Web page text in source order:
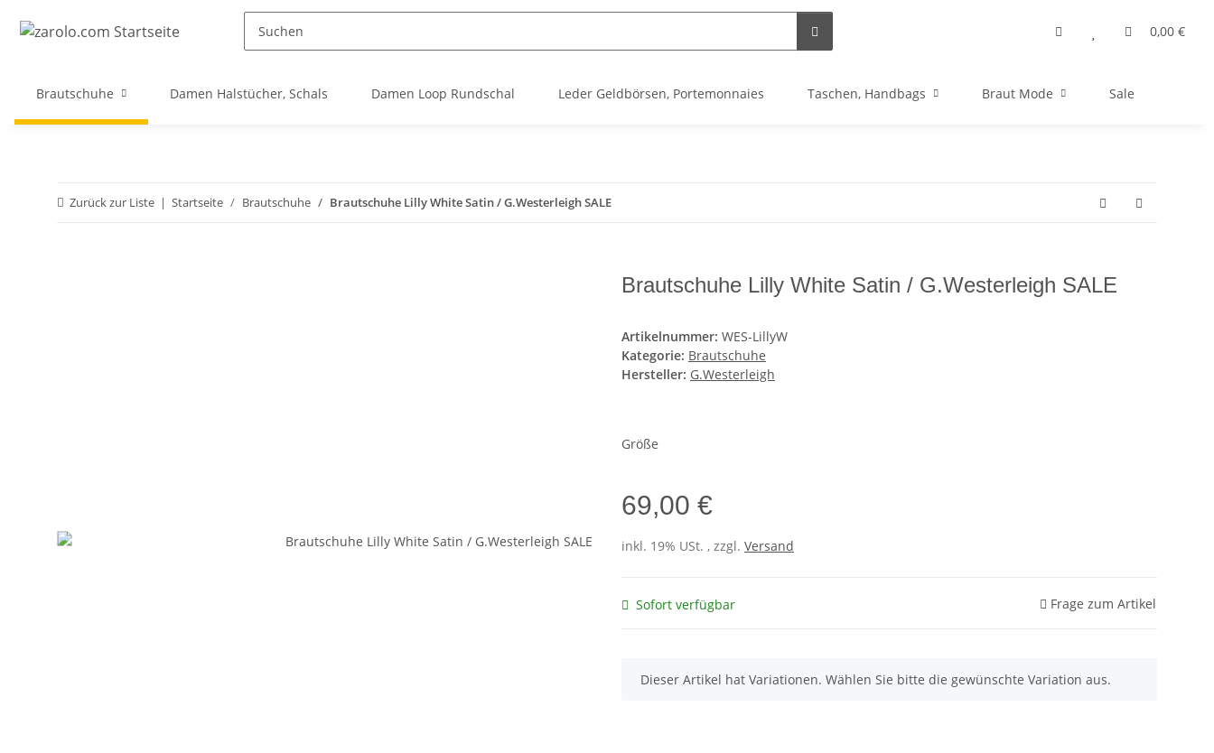
0,00 €
Brautschuhe Damen Halstücher, Schals Damen Loop Rundschal Leder Geldbörsen, Portemonnaies Taschen, Handbags Braut Mode Sale
Zurück zur Liste Startseite Brautschuhe Brautschuhe Lilly White Satin / G.Westerleigh SALE
Brautschuhe Lilly White Satin / G.Westerleigh SALE
Artikelnummer: WES-LillyW
Kategorie: Brautschuhe
Hersteller: G.Westerleigh
Größe
69,00 €
inkl. 19% USt. , zzgl. Versand
Sofort verfügbar Frage zum Artikel
x
Dieser Artikel hat Variationen. Wählen Sie bitte die gewünschte Variation aus.